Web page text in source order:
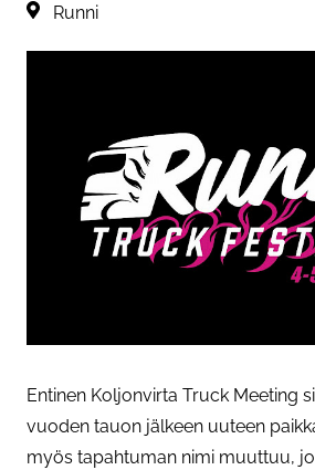
Sijainti:
Runni
Entinen Koljonvirta Truck Meeting
vuoden tauon jälkeen uuteen
myös tapahtuman nimi muuttuu,